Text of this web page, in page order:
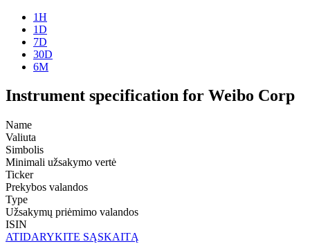
1H
1D
7D
30D
6M
Instrument specification for Weibo Corp
Name
Valiuta
Simbolis
Minimali užsakymo vertė
Ticker
Prekybos valandos
Type
Užsakymų priėmimo valandos
ISIN
ATIDARYKITE SĄSKAITĄ